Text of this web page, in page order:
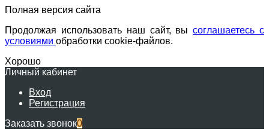
Полная версия сайта
Продолжая использовать наш сайт, высоглашаетесь с
условиями обработки cookie-файлов.
Хорошо
Личный кабинет
Вход
Регистрация
Заказать звонок0